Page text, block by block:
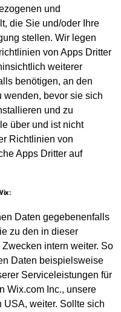
und
die Sie und/oder Ihre
stellen. Wir legen
von Apps Dritter
weiterer
benötigen, an den
wenden, bevor sie sich
und zu
über und ist nicht
Richtlinien von
Apps Dritter auf
Daten gegebenenfalls
zu den in dieser
intern weiter. So
Daten beispielsweise
Serviceleistungen für
Wix.com Inc., unsere
USA, weiter. Sollte sich